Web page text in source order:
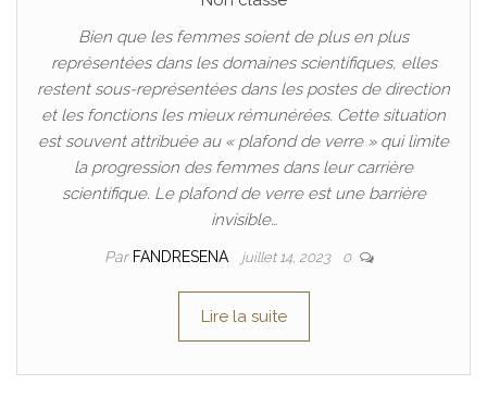
Bien que les femmes soient de plus en plus
représentées dans les domaines scientifiques, elles
restent sous-représentées dans les postes de direction
et les fonctions les mieux rémunérées. Cette situation
est souvent attribuée au « plafond de verre » qui limite
la progression des femmes dans leur carrière
scientifique. Le plafond de verre est une barrière
invisible…
Par FANDRESENA juillet 14, 2023 0
Lire la suite